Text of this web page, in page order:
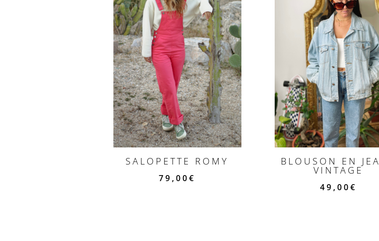
SALOPETTE ROMY
79,00€
BLOUSON EN
VINTAGE
49,00€